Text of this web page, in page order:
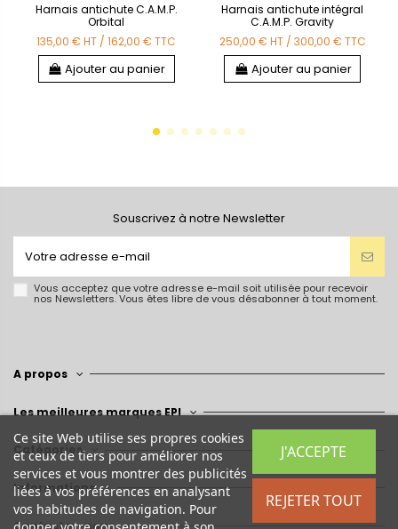
Harnais antichute C.A.M.P.
Orbital
135,00 €HT /162,00 €TTC
Ajouter au panier
Harnais antichute intégral
C.A.M.P. Gravity
250,00 €HT / 300,00 €TTC
Ajouter au panier
Souscrivez à notre Newsletter
Vous acceptez que votre adresse e-mail soit utilisée pour recevoir
nos Newsletters. Vous êtes libre de vous désabonner à tout moment.
A propos
Les meilleures marques EPI
Catégories
Informations
Contactez-nous
Ce site Web utilise ses propres cookies
et ceux de tiers pour améliorer nos
services et vous montrer des publicités
liées à vos préférences en analysant
vos habitudes de navigation. Pour
REJETER TOUT
J'ACCEPTE